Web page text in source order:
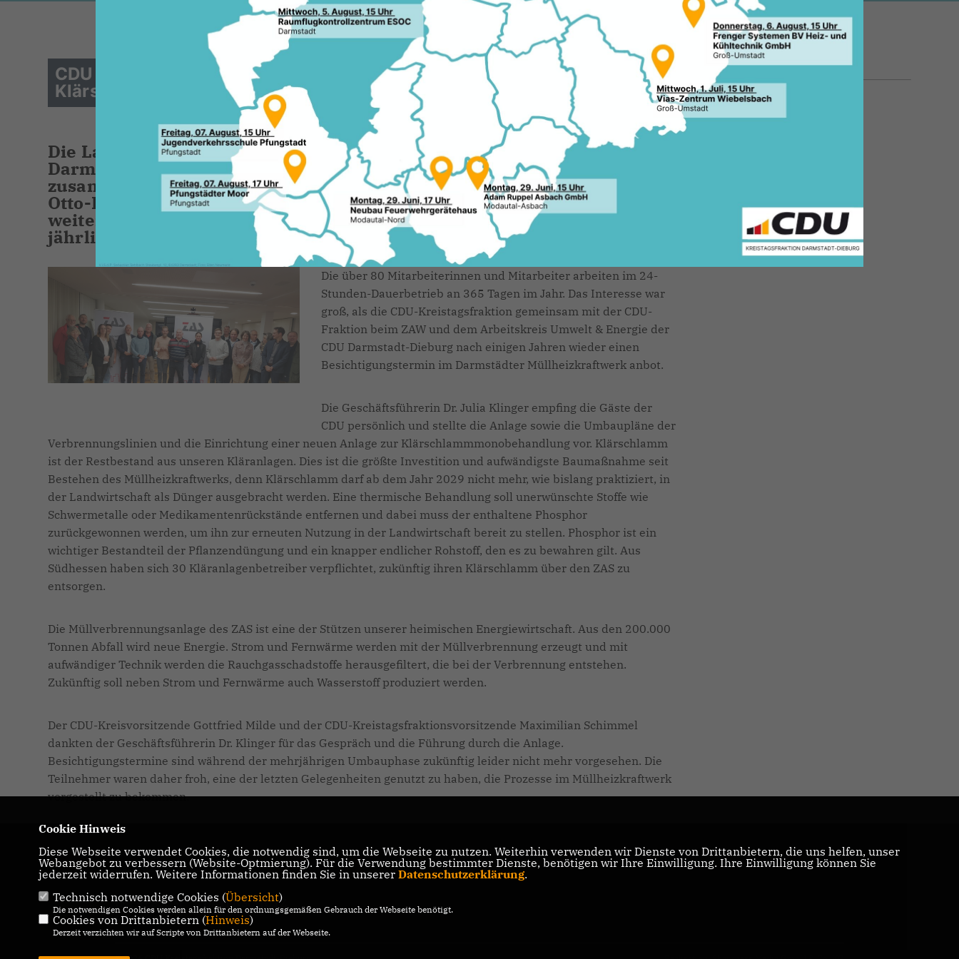
CDU besichtigt Anlage in Darmstadt und informiert sich über
Klärschlammverbrennung
Die Landkreise Darmstadt-Dieburg und Odenwald arbeiten mit der Stadt
Darmstadt im Zweckverband Abfallverwertung Südhessen (ZAS)
zusammen. Dieser betreibt das Müllheizkraftwerk in der Darmstädter
Otto-Röhm-Straße und verbrennt für die Mitglieder des ZAS sowie
weitere Partner den angelieferten Abfall. Die Abfallmenge beträgt
jährlich ca. 200.000 Tonnen.
Die über 80 Mitarbeiterinnen und Mitarbeiter arbeiten im 24-
Stunden-Dauerbetrieb an 365 Tagen im Jahr. Das Interesse war
groß, als die CDU-Kreistagsfraktion gemeinsam mit der CDU-
Fraktion beim ZAW und dem Arbeitskreis Umwelt & Energie der
CDU Darmstadt-Dieburg nach einigen Jahren wieder einen
Besichtigungstermin im Darmstädter Müllheizkraftwerk anbot.
Die Geschäftsführerin Dr. Julia Klinger empfing die Gäste der
CDU persönlich und stellte die Anlage sowie die Umbaupläne der
Verbrennungslinien und die Einrichtung einer neuen Anlage zur Klärschlammmonobehandlung vor. Klärschlamm
ist der Restbestand aus unseren Kläranlagen. Dies ist die größte Investition und aufwändigste Baumaßnahme seit
Bestehen des Müllheizkraftwerks, denn Klärschlamm darf ab dem Jahr 2029 nicht mehr, wie bislang praktiziert, in
der Landwirtschaft als Dünger ausgebracht werden. Eine thermische Behandlung soll unerwünschte Stoffe wie
Schwermetalle oder Medikamentenrückstände entfernen und dabei muss der enthaltene Phosphor
zurückgewonnen werden, um ihn zur erneuten Nutzung in der Landwirtschaft bereit zu stellen. Phosphor ist ein
wichtiger Bestandteil der Pflanzendüngung und ein knapper endlicher Rohstoff, den es zu bewahren gilt. Aus
Südhessen haben sich 30 Kläranlagenbetreiber verpflichtet, zukünftig ihren Klärschlamm über den ZAS zu
entsorgen.
Die Müllverbrennungsanlage des ZAS ist eine der Stützen unserer heimischen Energiewirtschaft. Aus den 200.000
Tonnen Abfall wird neue Energie. Strom und Fernwärme werden mit der Müllverbrennung erzeugt und mit
aufwändiger Technik werden die Rauchgasschadstoffe herausgefiltert, die bei der Verbrennung entstehen.
Zukünftig soll neben Strom und Fernwärme auch Wasserstoff produziert werden.
Der CDU-Kreisvorsitzende Gottfried Milde und der CDU-Kreistagsfraktionsvorsitzende Maximilian Schimmel
dankten der Geschäftsführerin Dr. Klinger für das Gespräch und die Führung durch die Anlage.
Besichtigungstermine sind während der mehrjährigen Umbauphase zukünftig leider nicht mehr vorgesehen. Die
Teilnehmer waren daher froh, eine der letzten Gelegenheiten genutzt zu haben, die Prozesse im Müllheizkraftwerk
vorgestellt zu bekommen.
09.02.2024, 12:04 Uhr
Homepage der CDU Kreistagsfraktion
Darmstadt - Dieburg
IMPRESSUM
DATENSCHUTZ
KONTAKT
Cookie Hinweis
Diese Webseite verwendet Cookies, die notwendig sind, um die Webseite zu nutzen. Weiterhin verwenden wir Dienste von Drittanbietern, die uns helfen, unser
Webangebot zu verbessern (Website-Optmierung). Für die Verwendung bestimmter Dienste, benötigen wir Ihre Einwilligung. Ihre Einwilligung können Sie
jederzeit widerrufen. Weitere Informationen finden Sie in unserer Datenschutzerklärung.
Technisch notwendige Cookies (Übersicht)
Die notwendigen Cookies werden allein für den ordnungsgemäßen Gebrauch der Webseite benötigt.
Cookies von Drittanbietern (Hinweis)
Derzeit verzichten wir auf Scripte von Drittanbietern auf der Webseite.